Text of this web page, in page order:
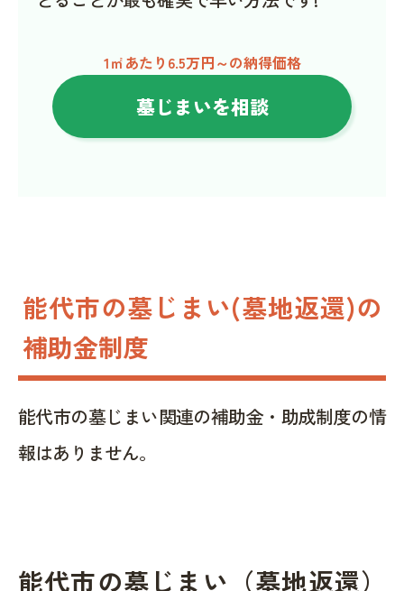
1㎡あたり6.5万円～の納得価格
墓じまいを相談
能代市の墓じまい(墓地返還)の
補助金制度
能代市の墓じまい関連の補助金・助成制度の情
報はありません。
能代市の墓じまい（墓地返還）